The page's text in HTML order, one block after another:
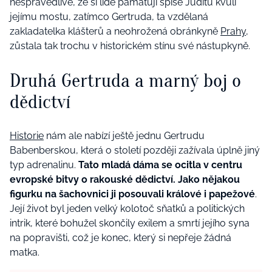
nespravedlivé, že si lidé pamatují spíše Juditu kvůli
jejímu mostu, zatímco Gertruda, ta vzdělaná
zakladatelka klášterů a neohrožená obránkyně Prahy,
zůstala tak trochu v historickém stínu své nástupkyně.
Druhá Gertruda a marný boj o
dědictví
Historie nám ale nabízí ještě jednu Gertrudu
Babenberskou, která o století později zažívala úplně jiný
typ adrenalinu. Tato mladá dáma se ocitla v centru
evropské bitvy o rakouské dědictví. Jako nějakou
figurku na šachovnici ji posouvali králové i papežové.
Její život byl jeden velký kolotoč sňatků a politických
intrik, které bohužel skončily exilem a smrtí jejího syna
na popravišti, což je konec, který si nepřeje žádná
matka.